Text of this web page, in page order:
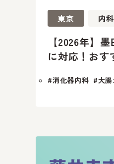
東京 内科
【2026年】
に対応！おす
#消化器内科 #大